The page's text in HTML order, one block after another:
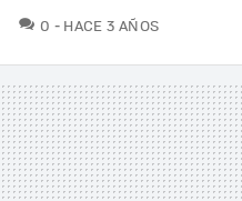
0 COMENTARIOS
HACE 3 AÑOS